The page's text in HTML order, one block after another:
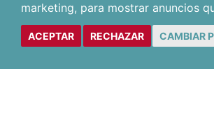
marketing, para mostrar anuncios
ACEPTAR RECHAZAR CAMBIAR